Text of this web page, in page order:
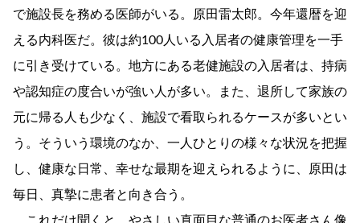
で施設長を務める医師がいる。原田雷太郎。今年還暦を迎
える内科医だ。彼は約100人いる入居者の健康管理を一手
に引き受けている。地方にある老健施設の入居者は、持病
や認知症の度合いが強い人が多い。また、退所して家族の
元に帰る人も少なく、施設で看取られるケースが多いとい
う。そういう環境のなか、一人ひとりの様々な状況を把握
し、健康な日常、幸せな最期を迎えられるように、原田は
毎日、真摯に患者と向き合う。